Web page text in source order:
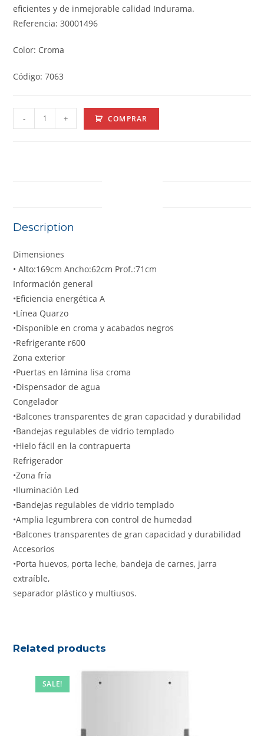
eficientes y de inmejorable calidad Indurama.
Referencia: 30001496
Color: Croma
Código: 7063
- + COMPRAR
Description
Dimensiones
• Alto:169cm Ancho:62cm Prof.:71cm
Información general
•Eficiencia energética A
•Línea Quarzo
•Disponible en croma y acabados negros
•Refrigerante r600
Zona exterior
•Puertas en lámina lisa croma
•Dispensador de agua
Congelador
•Balcones transparentes de gran capacidad y durabilidad
•Bandejas regulables de vidrio templado
•Hielo fácil en la contrapuerta
Refrigerador
•Zona fría
•Iluminación Led
•Bandejas regulables de vidrio templado
•Amplia legumbrera con control de humedad
•Balcones transparentes de gran capacidad y durabilidad
Accesorios
•Porta huevos, porta leche, bandeja de carnes, jarra
extraíble,
separador plástico y multiusos.
Related products
SALE!